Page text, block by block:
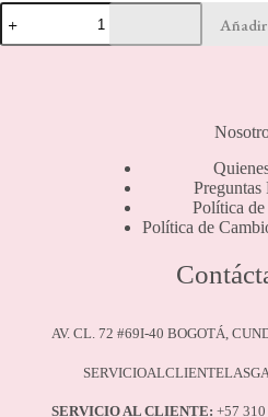
Media
Pantalón
555
Preguntas
Política
Política de
AV. CL. 72 #69I-40 BOGOTÁ,
SERVICIO AL CLIENTE: +57